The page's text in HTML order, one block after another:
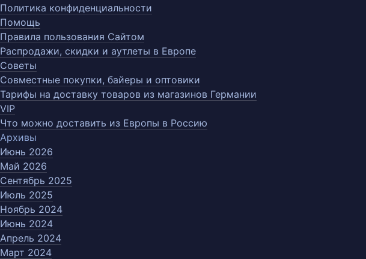
Политика конфиденциальности
Помощь
Правила пользования Сайтом
Распродажи, скидки и аутлеты в Европе
Советы
Совместные покупки, байеры и оптовики
Тарифы на доставку товаров из магазинов Германии
VIP
Что можно доставить из Европы в Россию
Архивы
Июнь 2026
Май 2026
Сентябрь 2025
Июль 2025
Ноябрь 2024
Июнь 2024
Апрель 2024
Март 2024